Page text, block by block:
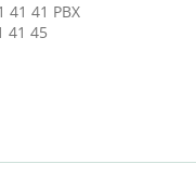
41 41 PBX
41 45